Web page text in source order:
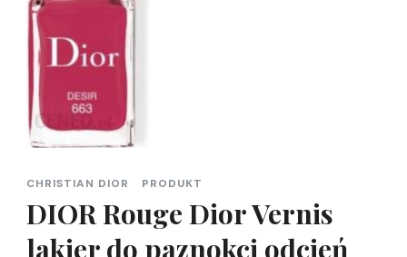
CHRISTIAN DIOR PRODUKT
DIOR Rouge Dior Vernis
lakier do paznokci odcień